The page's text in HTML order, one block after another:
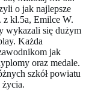
o jak najlepsze
kl.5a, Emilce W.
wykazali się dużym
Każda
jak
oraz medale.
szkół powiatu